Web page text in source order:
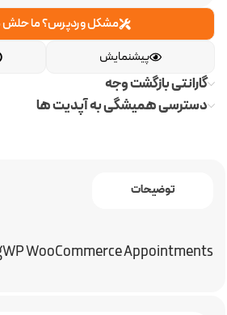
مشکل وردپرس؟ ما حلش
پیشنمایش
گارانتی بازگشت وجه
دسترسی همیشگی به آپدیت ها
توضیحات
WooCommerce Appointments